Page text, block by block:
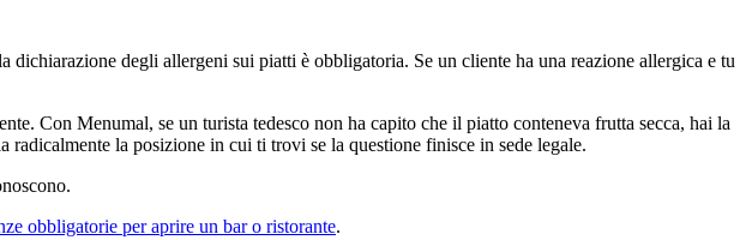
degli allergeni sui piatti è obbligatoria. Se un cliente ha una reazione allergica e tu
Con Menumal, se un turista tedesco non ha capito che il piatto conteneva frutta secca, hai la
la posizione in cui ti trovi se la questione finisce in sede legale.
obbligatorie per aprire un bar o ristorante.